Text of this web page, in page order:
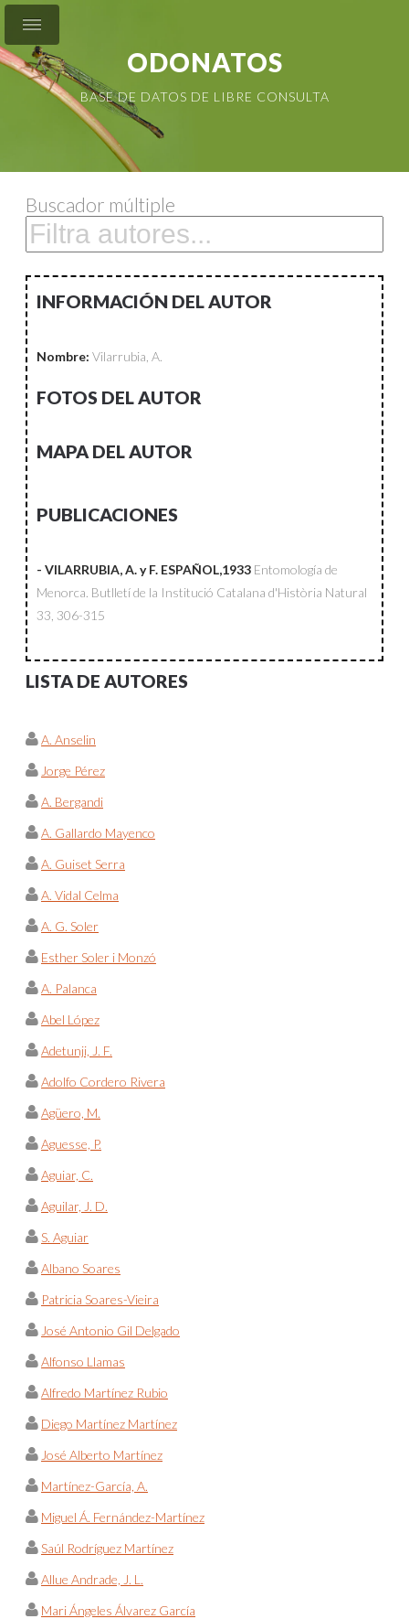
ODONATOS
BASE DE DATOS DE LIBRE CONSULTA
Buscador múltiple
INFORMACIÓN DEL AUTOR
Nombre: Vilarrubia, A.
FOTOS DEL AUTOR
MAPA DEL AUTOR
PUBLICACIONES
- VILARRUBIA, A. y F. ESPAÑOL,1933 Entomología de
Menorca. Butlletí de la Institució Catalana d'Història Natural
33, 306-315
LISTA DE AUTORES
A. Anselin
Jorge Pérez
A. Bergandi
A. Gallardo Mayenco
A. Guiset Serra
A. Vidal Celma
A. G. Soler
Esther Soler i Monzó
A. Palanca
Abel López
Adetunji, J. F.
Adolfo Cordero Rivera
Agüero, M.
Aguesse, P.
Aguiar, C.
Aguilar, J. D.
S. Aguiar
Albano Soares
Patricia Soares-Vieira
José Antonio Gil Delgado
Alfonso Llamas
Alfredo Martínez Rubio
Diego Martínez Martínez
José Alberto Martínez
Martínez-García, A.
Miguel Á. Fernández-Martínez
Saúl Rodríguez Martínez
Allue Andrade, J. L.
Mari Ángeles Álvarez García